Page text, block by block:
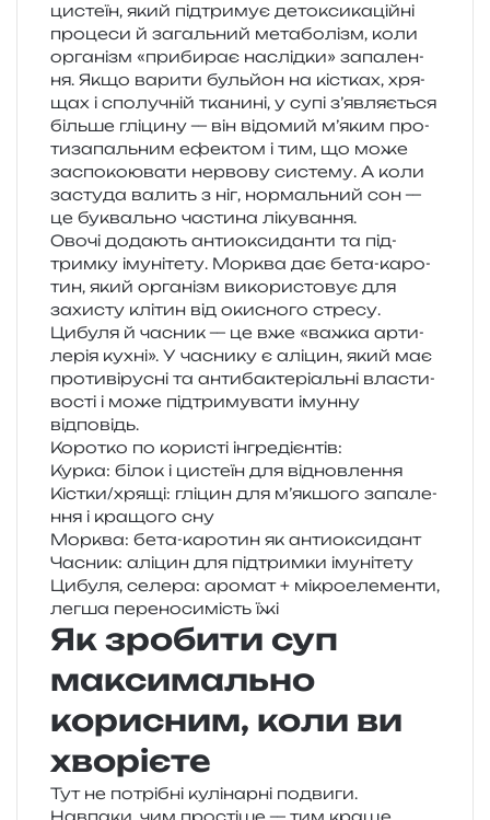
цисте­їн, який під­три­мує дето­кси­ка­цій­ні
про­це­си й загаль­ний мета­бо­лізм, коли
орга­нізм «при­би­рає наслід­ки» запа­ле­н­
ня. Якщо вари­ти буль­йон на кіс­тках, хря­
щах і спо­лу­чній тка­ни­ні, у супі з’являється
біль­ше глі­ци­ну — він відо­мий м’яким про­
ти­за­паль­ним ефе­ктом і тим, що може
заспо­ко­ю­ва­ти нер­во­ву систе­му. А коли
засту­да валить з ніг, нор­маль­ний сон —
це букваль­но части­на лікування.
Овочі дода­ють анти­о­кси­дан­ти та під­
трим­ку іму­ні­те­ту. Морква дає бета-каро­
тин, який орга­нізм вико­ри­сто­вує для
захи­сту клі­тин від оки­сно­го стре­су.
Цибуля й часник — це вже «важка арти­
ле­рія кухні». У часни­ку є алі­цин, який має
про­ти­ві­ру­сні та анти­ба­кте­рі­аль­ні вла­сти­
во­сті і може під­три­му­ва­ти імун­ну
відповідь.
Коротко по кори­сті інгредієнтів:
Курка: білок і цисте­їн для відновлення
Кістки/​хрящі: глі­цин для м’якшого запа­ле­
н­ня і кра­що­го сну
Морква: бета-каро­тин як антиоксидант
Часник: алі­цин для під­трим­ки імунітету
Цибуля, селе­ра: аро­мат + мікро­еле­мен­ти,
легша пере­но­си­мість їжі
Як зробити суп
максимально
корисним, коли ви
хворієте
Тут не потрі­бні кулі­нар­ні подви­ги.